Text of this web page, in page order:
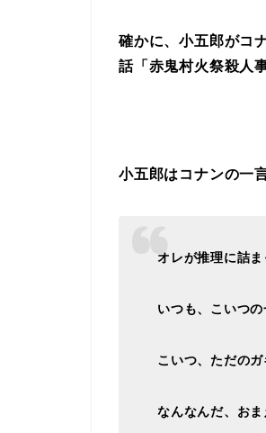
確かに、小五郎がコ
話「赤鬼村火祭殺人
小五郎はコナンの一
オレが推理に詰
いつも、こいつ
こいつ、ただの
なんなんだ、おま